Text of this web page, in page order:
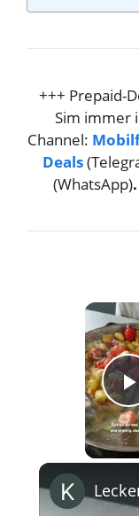
+++ Prepaid-
Sim immer
Channel:
Deals
(WhatsApp)